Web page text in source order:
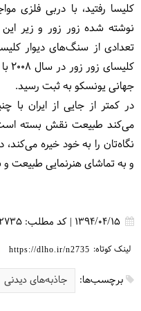
کلیسا رفتید، با دربی فلزی
نوشته شده زور زور و زیر
تعدادی از سنگ‌های دیوار
جهانی یونسکو به ثبت رسید.
در کمتر از جایی از ایران با
می‌کند طبیعت نقش بسته است
نگاه‌تان را به خود خیره
و به تماشای هنرنمایی طبیعت و
1394/04/15
| کد مطلب:
لینک کوتاه: https://dlho.ir/n2735
برچسب‌ها: جاذبه‌های دیدنی